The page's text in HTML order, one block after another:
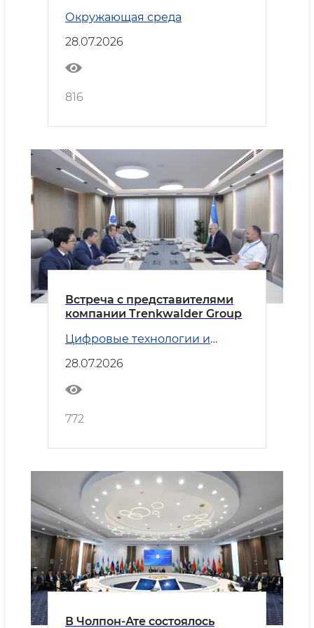
Окружающая среда
28.07.2026
816
Встреча с представителями
компании Trenkwalder Group
Цифровые технологии и
28.07.2026
772
В Чолпон-Ате состоялось